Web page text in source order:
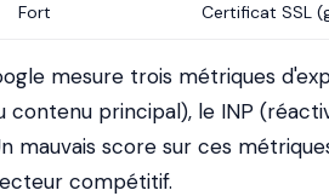
Fort Certificat SSL
mesure trois métriques
contenu principal), le INP
mauvais score sur ces
compétitif.